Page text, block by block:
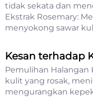
tidak sekata dan
Ekstrak Rosemary:
menyokong sawar
Kesan terhadap
Pemulihan Halangan
kulit yang rosak,
mengurangkan